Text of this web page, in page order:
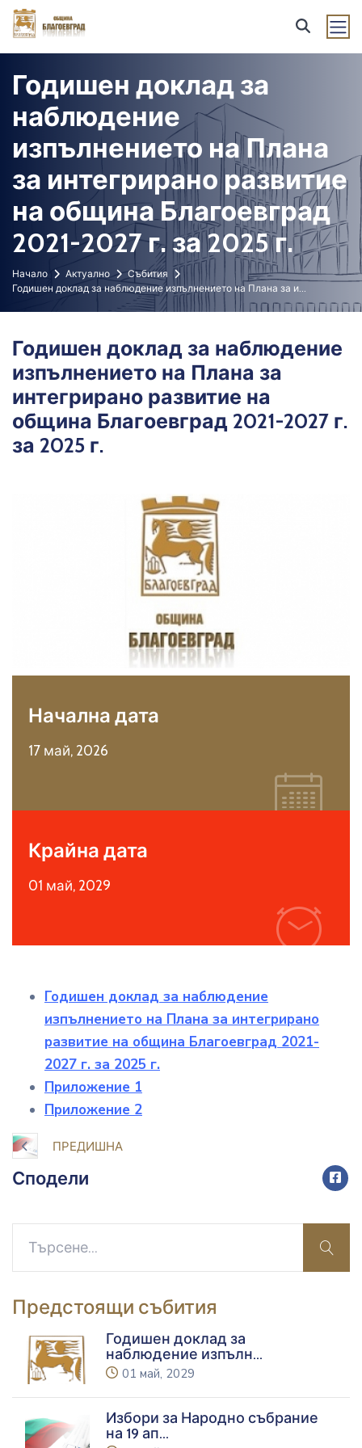
Годишен доклад за
наблюдение
изпълнението на Плана
за интегрирано развитие
на община Благоевград
2021-2027 г. за 2025 г.
Начало Актуално
Събития
Годишен доклад за наблюдение изпълнението на Плана за и...
Годишен доклад за наблюдение
изпълнението на Плана за
интегрирано развитие на
община Благоевград 2021-2027 г.
за 2025 г.
Начална дата
17 май, 2026
Крайна дата
01 май, 2029
Годишен доклад за наблюдение
изпълнението на Плана за интегрирано
развитие на община Благоевград 2021-
2027 г. за 2025 г.
Приложение 1
Приложение 2
ПРЕДИШНА
Сподели
Предстоящи събития
Годишен доклад за
наблюдение изпълн...
icon
01 май, 2029
Избори за Народно събрание
на 19 ап...